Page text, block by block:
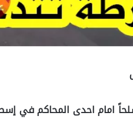
مسلحاً امام احدى المحاكم في